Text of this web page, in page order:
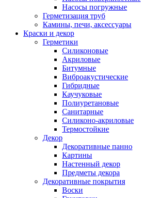
Насосы погружные
Герметизация труб
Камины, печи, аксессуары
Краски и декор
Герметики
Силиконовые
Акриловые
Битумные
Виброакустические
Гибридные
Каучуковые
Полиуретановые
Санитарные
Силиконо-акриловые
Термостойкие
Декор
Декоративные панно
Картины
Настенный декор
Предметы декора
Декоративные покрытия
Воски